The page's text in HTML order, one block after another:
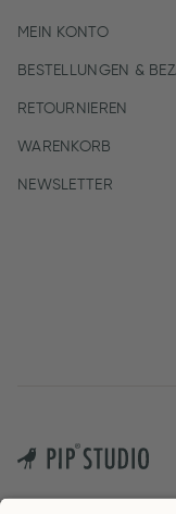
MEIN KONTO
BESTELLUNGEN &
RETOURNIEREN
WARENKORB
NEWSLETTER